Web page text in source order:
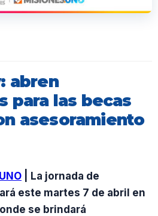
abren
para las becas
asesoramiento
| La jornada de
este martes 7 de abril en
se brindará